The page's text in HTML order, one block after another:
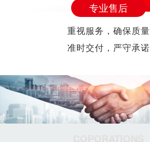
专业售后
重视服务，确保质量
准时交付，严守承诺